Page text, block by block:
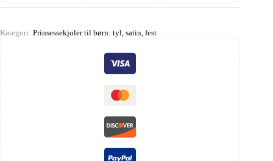
Kategori: Prinsessekjoler til børn: tyl, satin, fest